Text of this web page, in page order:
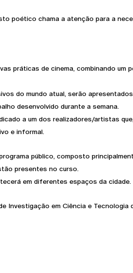
poético chama a atenção para a
práticas de cinema, combinando
do mundo atual, serão
desenvolvido durante a semana.
a um dos realizadores/artistas
e informal.
público, composto
presentes no curso.
em diferentes espaços da cidade.
Investigação em Ciência e